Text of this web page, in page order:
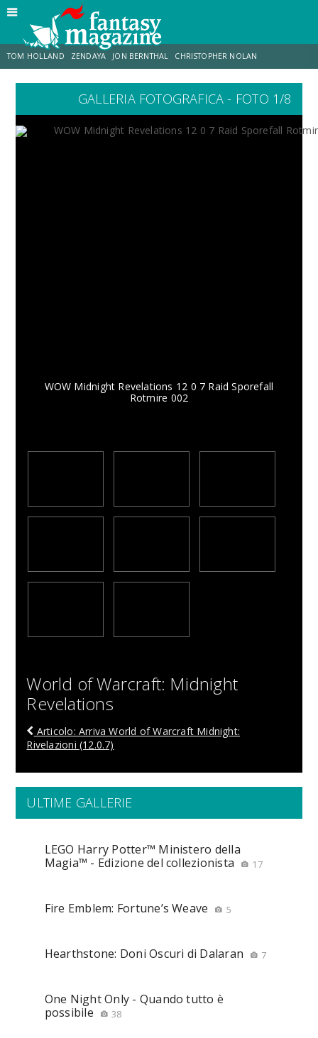
TOM HOLLAND ZENDAYA JON BERNTHAL CHRISTOPHER NOLAN
LUCCA COMICS & GAMES ODISSEA CHRIS MCKENNA
GALLERIA FOTOGRAFICA - FOTO 1/8
WOW Midnight Revelations 12 0 7 Raid Sporefall
Rotmire 002
World of Warcraft: Midnight
Revelations
Articolo: Arriva World of Warcraft Midnight:
Rivelazioni (12.0.7)
ULTIME GALLERIE
LEGO Harry Potter™ Ministero della
Magia™ - Edizione del collezionista
17
Fire Emblem: Fortune’s Weave 5
Hearthstone: Doni Oscuri di Dalaran 7
One Night Only - Quando tutto è
possibile
38